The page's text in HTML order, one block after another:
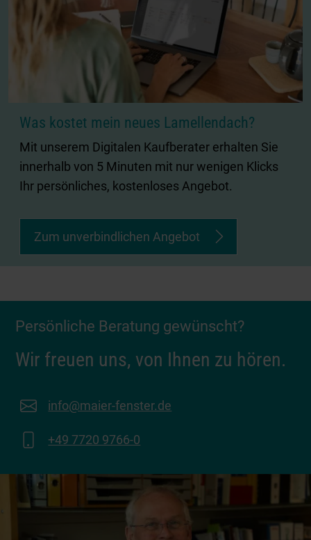
Was kostet mein neues Lamellendach?
Mit unserem Digitalen Kaufberater erhalten Sie
innerhalb von 5 Minuten mit nur wenigen Klicks
Ihr persönliches, kostenloses Angebot.
Zum unverbindlichen Angebot
Persönliche Beratung gewünscht?
Wir freuen uns, von Ihnen zu hören.
info@maier-fenster.de
+49 7720 9766-0